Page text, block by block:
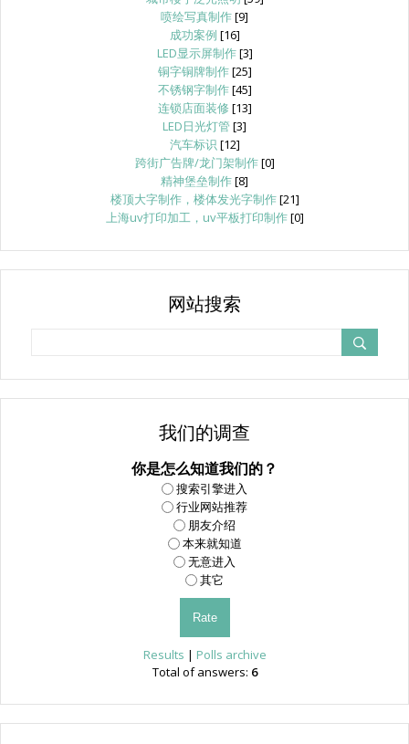
喷绘写真制作[9]
成功案例 [16]
LED显示屏制作[3]
铜字铜牌制作[25]
不锈钢字制作[45]
连锁店面装修 [13]
LED日光灯管[3]
汽车标识 [12]
跨街广告牌/龙门架制作[0]
精神堡垒制作[8]
楼顶大字制作，楼体发光字制作[21]
上海uv打印加工，uv平板打印制作[0]
网站搜索
我们的调查
你是怎么知道我们的？
搜索引擎进入
行业网站推荐
朋友介绍
本来就知道
无意进入
其它
Results | Polls archive
Total of answers: 6